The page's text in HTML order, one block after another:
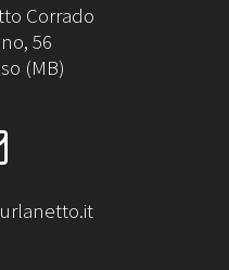
Corrado
56
(MB)